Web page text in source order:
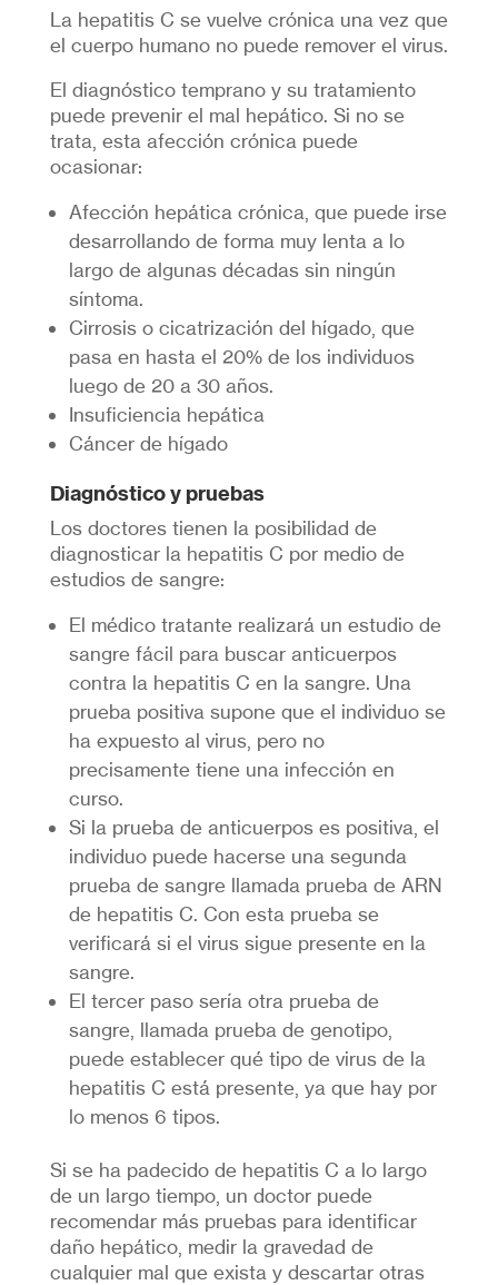
La hepatitis C se vuelve crónica una vez que
el cuerpo humano no puede remover el virus.
El diagnóstico temprano y su tratamiento
puede prevenir el mal hepático. Si no se
trata, esta afección crónica puede
ocasionar:
Afección hepática crónica, que puede irse
desarrollando de forma muy lenta a lo
largo de algunas décadas sin ningún
síntoma.
Cirrosis o cicatrización del hígado, que
pasa en hasta el 20% de los individuos
luego de 20 a 30 años.
Insuficiencia hepática
Cáncer de hígado
Diagnóstico y pruebas
Los doctores tienen la posibilidad de
diagnosticar la hepatitis C por medio de
estudios de sangre:
El médico tratante realizará un estudio de
sangre fácil para buscar anticuerpos
contra la hepatitis C en la sangre. Una
prueba positiva supone que el individuo se
ha expuesto al virus, pero no
precisamente tiene una infección en
curso.
Si la prueba de anticuerpos es positiva, el
individuo puede hacerse una segunda
prueba de sangre llamada prueba de ARN
de hepatitis C. Con esta prueba se
verificará si el virus sigue presente en la
sangre.
El tercer paso sería otra prueba de
sangre, llamada prueba de genotipo,
puede establecer qué tipo de virus de la
hepatitis C está presente, ya que hay por
lo menos 6 tipos.
Si se ha padecido de hepatitis C a lo largo
de un largo tiempo, un doctor puede
recomendar más pruebas para identificar
daño hepático, medir la gravedad de
cualquier mal que exista y descartar otras